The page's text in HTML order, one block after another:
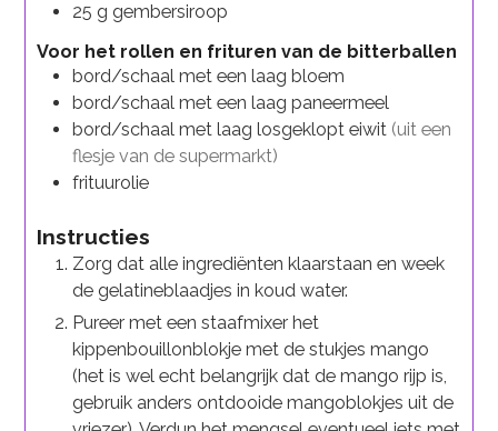
25 g gembersiroop
Voor het rollen en frituren van de bitterballen
bord/schaal met een laag bloem
bord/schaal met een laag paneermeel
bord/schaal met laag losgeklopt eiwit (uit een
flesje van de supermarkt)
frituurolie
Instructies
Zorg dat alle ingrediënten klaarstaan en week
de gelatineblaadjes in koud water.
Pureer met een staafmixer het
kippenbouillonblokje met de stukjes mango
(het is wel echt belangrijk dat de mango rijp is,
gebruik anders ontdooide mangoblokjes uit de